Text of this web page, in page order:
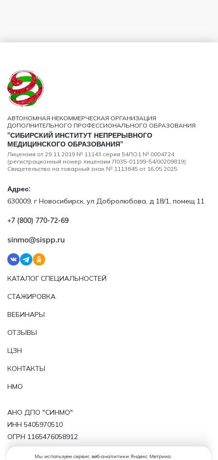
Мы используем сервис веб-аналитики Яндекс Метрика.
АВТОНОМНАЯ НЕКОММЕРЧЕСКАЯ ОРГАНИЗАЦИЯ
ДОПОЛНИТЕЛЬНОГО ПРОФЕССИОНАЛЬНОГО ОБРАЗОВАНИЯ
"СИБИРСКИЙ ИНСТИТУТ НЕПРЕРЫВНОГО
МЕДИЦИНСКОГО ОБРАЗОВАНИЯ"
Лицензия от 29.11.2019 № 11143 серия 54ЛО1 № 0004724
(регистрационный номер лицензии Л035-01199-54/00209819)
Свидетельство на товарный знак № 1113845 от 16.05.2025
Адрес:
630009, г Новосибирск, ул Добролюбова, д 18/1, помещ 11
+7 (800) 770‑72‑69
sinmo@sispp.ru
КАТАЛОГ СПЕЦИАЛЬНОСТЕЙ
СТАЖИРОВКА
ВЕБИНАРЫ
ОТЗЫВЫ
ЦЗН
КОНТАКТЫ
НМО
АНО ДПО "СИНМО"
ИНН 5405970510
ОГРН 1165476058912
Политика обработки персональных данных